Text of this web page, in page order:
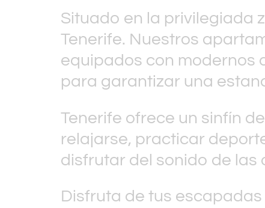
Situado en la privilegiada
Tenerife. Nuestros
equipados con modernos
para garantizar una
Tenerife ofrece un sinfín
relajarse, practicar
disfrutar del sonido de las
Disfruta de tus